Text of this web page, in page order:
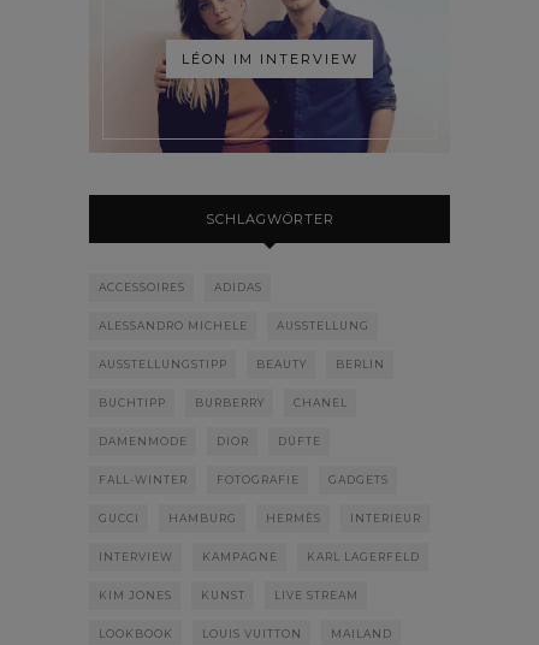
LÉON IM INTERVIEW
SCHLAGWÖRTER
ACCESSOIRES ADIDAS
ALESSANDRO MICHELE AUSSTELLUNG
AUSSTELLUNGSTIPP BEAUTY BERLIN
BUCHTIPP BURBERRY CHANEL
DAMENMODE DIOR DÜFTE
FALL-WINTER FOTOGRAFIE GADGETS
GUCCI HAMBURG HERMÈS INTERIEUR
INTERVIEW KAMPAGNE KARL LAGERFELD
KIM JONES KUNST LIVE STREAM
LOOKBOOK LOUIS VUITTON MAILAND